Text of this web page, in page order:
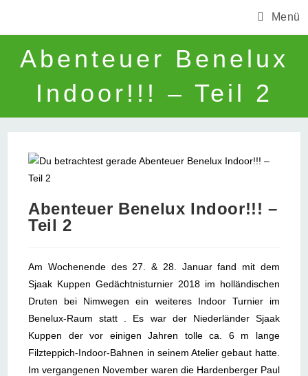
Menü
Abenteuer Benelux
Indoor!!! – Teil 2
Abenteuer Benelux Indoor!!! –
Teil 2
Am Wochenende des 27. & 28. Januar fand mit dem
Sjaak Kuppen Gedächtnisturnier 2018 im holländischen
Druten bei Nimwegen ein weiteres Indoor Turnier im
Benelux-Raum statt . Es war der Niederländer Sjaak
Kuppen der vor einigen Jahren tolle ca. 6 m lange
Filzteppich-Indoor-Bahnen in seinem Atelier gebaut hatte.
Im vergangenen November waren die Hardenberger Paul